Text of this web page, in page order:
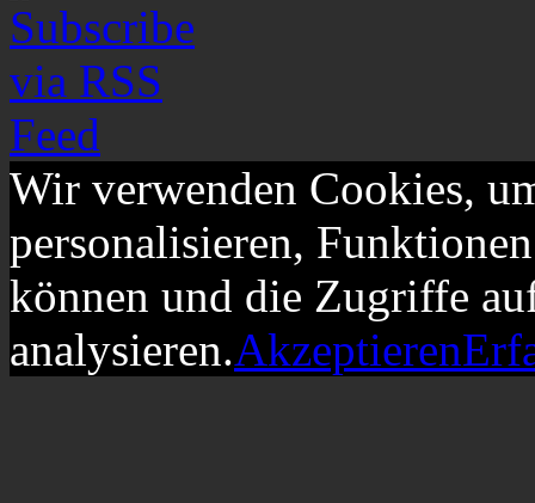
Wir verwenden Cookies,
personalisieren,
können und die Zugriffe
analysieren.Akzeptieren